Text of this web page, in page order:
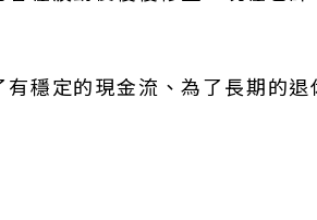
穩定的現金流、為了長期的退